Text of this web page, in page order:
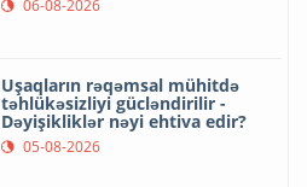
06-08-2026
Uşaqların rəqəmsal mühitdə
təhlükəsizliyi gücləndirilir -
Dəyişikliklər nəyi ehtiva edir?
05-08-2026